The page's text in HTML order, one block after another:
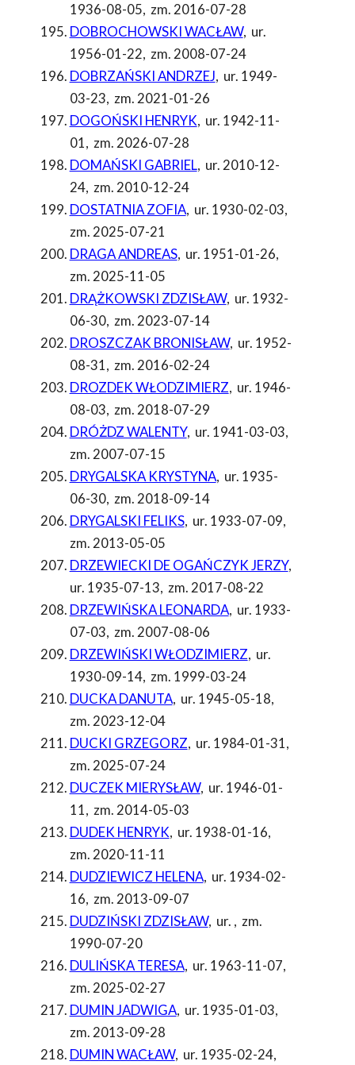
1936-08-05, zm. 2016-07-28
DOBROCHOWSKI WACŁAW, ur.
1956-01-22, zm. 2008-07-24
DOBRZAŃSKI ANDRZEJ, ur. 1949-
03-23, zm. 2021-01-26
DOGOŃSKI HENRYK, ur. 1942-11-
01, zm. 2026-07-28
DOMAŃSKI GABRIEL, ur. 2010-12-
24, zm. 2010-12-24
DOSTATNIA ZOFIA, ur. 1930-02-03,
zm. 2025-07-21
DRAGA ANDREAS, ur. 1951-01-26,
zm. 2025-11-05
DRĄŻKOWSKI ZDZISŁAW, ur. 1932-
06-30, zm. 2023-07-14
DROSZCZAK BRONISŁAW, ur. 1952-
08-31, zm. 2016-02-24
DROZDEK WŁODZIMIERZ, ur. 1946-
08-03, zm. 2018-07-29
DRÓŻDZ WALENTY, ur. 1941-03-03,
zm. 2007-07-15
DRYGALSKA KRYSTYNA, ur. 1935-
06-30, zm. 2018-09-14
DRYGALSKI FELIKS, ur. 1933-07-09,
zm. 2013-05-05
DRZEWIECKI DE OGAŃCZYK JERZY,
ur. 1935-07-13, zm. 2017-08-22
DRZEWIŃSKA LEONARDA, ur. 1933-
07-03, zm. 2007-08-06
DRZEWIŃSKI WŁODZIMIERZ, ur.
1930-09-14, zm. 1999-03-24
DUCKA DANUTA, ur. 1945-05-18,
zm. 2023-12-04
DUCKI GRZEGORZ, ur. 1984-01-31,
zm. 2025-07-24
DUCZEK MIERYSŁAW, ur. 1946-01-
11, zm. 2014-05-03
DUDEK HENRYK, ur. 1938-01-16,
zm. 2020-11-11
DUDZIEWICZ HELENA, ur. 1934-02-
16, zm. 2013-09-07
DUDZIŃSKI ZDZISŁAW, ur. , zm.
1990-07-20
DULIŃSKA TERESA, ur. 1963-11-07,
zm. 2025-02-27
DUMIN JADWIGA, ur. 1935-01-03,
zm. 2013-09-28
DUMIN WACŁAW, ur. 1935-02-24,